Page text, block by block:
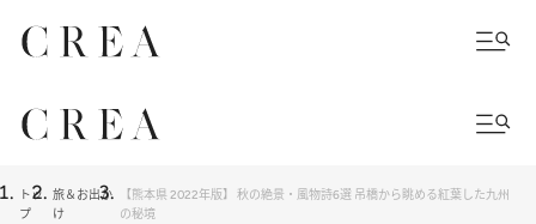
トッ
プ
旅＆お出か
け
【熊本県 2022年版】 秋の絶景・風物詩6選 吊橋から眺める紅葉した九州
の秘境